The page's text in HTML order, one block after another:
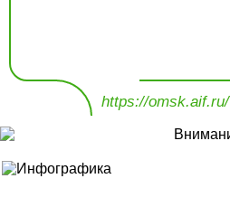
https://omsk.aif.ru/